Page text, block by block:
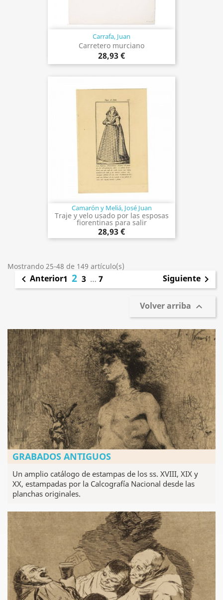
Carrafa, Juan
Carretero murciano
28,93 €
Camarón y Meliá, José Juan
Traje y velo usado por las esposas
fiorentinas para salir
28,93 €
Mostrando 25-48 de 149 artículo(s)
 Anterior1 2 3 … 7 Siguiente 
Volver arriba 
GRABADOS ANTIGUOS
Un amplio catálogo de estampas de los ss. XVIII, XIX y
XX, estampadas por la Calcografía Nacional desde las
planchas originales.